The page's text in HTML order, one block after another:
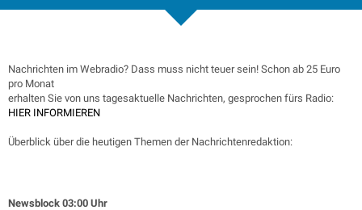
Nachrichten im Webradio? Dass muss nicht teuer sein! Schon ab 25 Euro
pro Monat
erhalten Sie von uns tagesaktuelle Nachrichten, gesprochen fürs Radio:
HIER INFORMIEREN
Überblick über die heutigen Themen der Nachrichtenredaktion:
Newsblock 03:00 Uhr